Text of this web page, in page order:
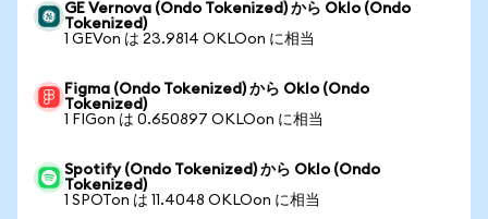
GE Vernova (Ondo Tokenized) から Oklo (Ondo
Tokenized)
1 GEVon は 23.9814 OKLOon に相当
Figma (Ondo Tokenized) から Oklo (Ondo
Tokenized)
1 FIGon は 0.650897 OKLOon に相当
Spotify (Ondo Tokenized) から Oklo (Ondo
Tokenized)
1 SPOTon は 11.4048 OKLOon に相当